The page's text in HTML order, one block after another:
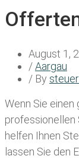
August 1,
/Aargau
/ By
Wenn Sie einen
professionellen
helfen Ihnen
lassen Sie den